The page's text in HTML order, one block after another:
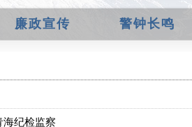
廉政宣传 警钟长鸣